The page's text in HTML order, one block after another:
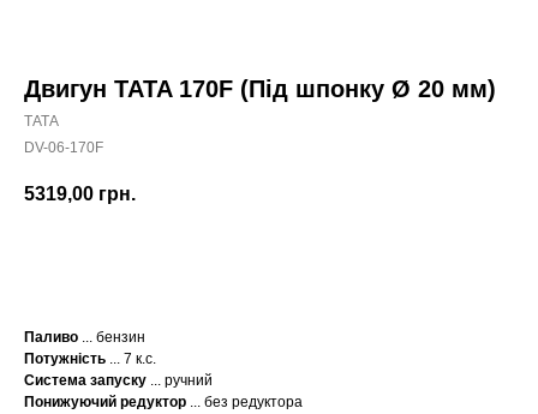
Двигун TATA 170F (Під шпонку Ø 20 мм)
ТАТА
DV-06-170F
5319,00 грн.
Паливо ... бензин
Потужність ... 7 к.с.
Система запуску ... ручний
Понижуючий редуктор ... без редуктора